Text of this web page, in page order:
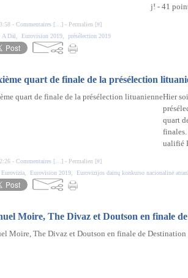
j! - 41
- Commentaires [ ] - Permalien [#]
A Dal Eurovision 2019 présélection 2019
quart de finale de la présélection
Hier
quart
ualifié
- Commentaires [ ] - Permalien [#]
Eurovizia Eurovision 2019 Eurovizijos dainų konkurso nacionalinė
Moire, The Divaz et Doutson en finale